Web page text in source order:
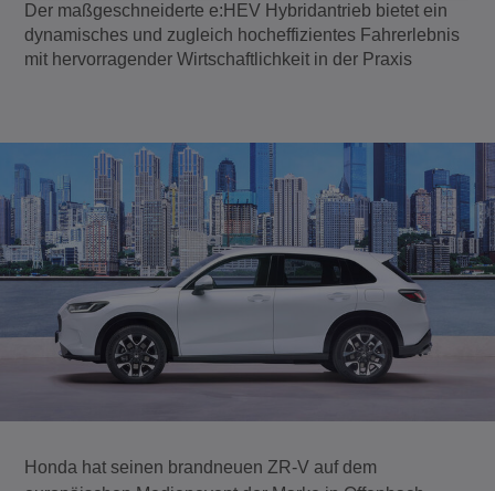
Der maßgeschneiderte e:HEV Hybridantrieb bietet ein
dynamisches und zugleich hocheffizientes Fahrerlebnis
mit hervorragender Wirtschaftlichkeit in der Praxis
Honda hat seinen brandneuen ZR-V auf dem